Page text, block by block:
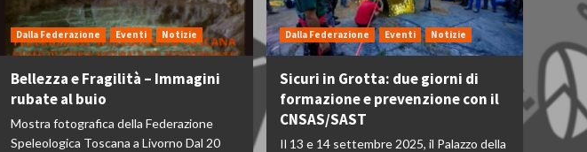
Dalla Federazione Eventi Notizie
Bellezza e Fragilità – Immagini
rubate al buio
Mostra fotografica della Federazione
Speleologica Toscana a Livorno Dal 20
Dalla Federazione Eventi Notizie
Sicuri in Grotta: due giorni di
formazione e prevenzione con il
CNSAS/SAST
Il 13 e 14 settembre 2025, il Palazzo della